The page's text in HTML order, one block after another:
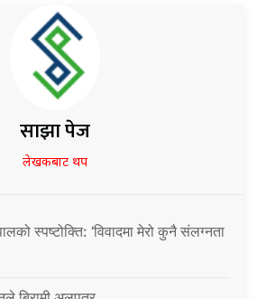
साझा पेज
लेखकबाट थप
स्पष्टोक्ति: ‘विवादमा मेरो कुनै संलग्नता